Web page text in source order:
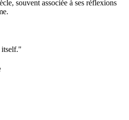
souvent associée à ses réflexions
itself."